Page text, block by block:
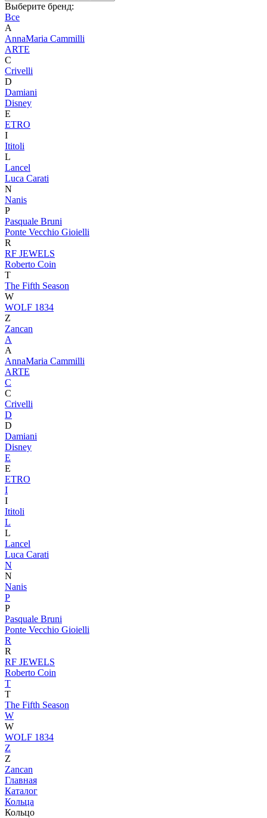
Выберите бренд:
Все
A
AnnaMaria Cammilli
ARTE
C
Crivelli
D
Damiani
Disney
E
ETRO
I
Ititoli
L
Lancel
Luca Carati
N
Nanis
P
Pasquale Bruni
Ponte Vecchio Gioielli
R
RF JEWELS
Roberto Coin
T
The Fifth Season
W
WOLF 1834
Z
Zancan
A
A
AnnaMaria Cammilli
ARTE
C
C
Crivelli
D
D
Damiani
Disney
E
E
ETRO
I
I
Ititoli
L
L
Lancel
Luca Carati
N
N
Nanis
P
P
Pasquale Bruni
Ponte Vecchio Gioielli
R
R
RF JEWELS
Roberto Coin
T
T
The Fifth Season
W
W
WOLF 1834
Z
Z
Zancan
Главная
Каталог
Кольца
Кольцо